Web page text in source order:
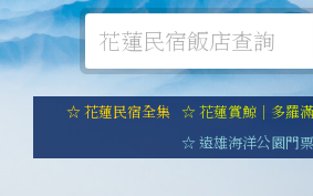
☆ 花蓮民宿全集 ☆ 花蓮賞鯨｜多羅
☆ 遠雄海洋公園門票